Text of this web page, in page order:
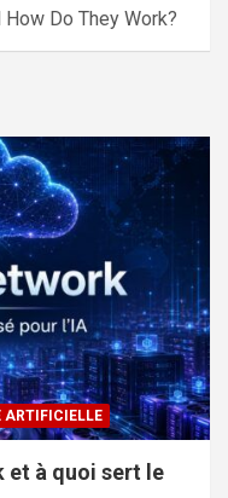
Do They Work?
ARTIFICIELLE
et à quoi sert le